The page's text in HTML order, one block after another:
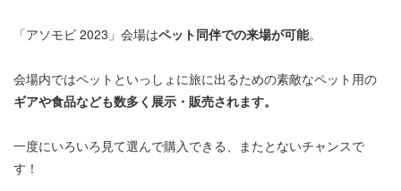
「アソモビ 2023」会場はペット同伴での来場が可能。
会場内ではペットといっしょに旅に出るための素敵なペット用の
ギアや食品なども数多く展示・販売されます。
一度にいろいろ見て選んで購入できる、またとないチャンスで
す！